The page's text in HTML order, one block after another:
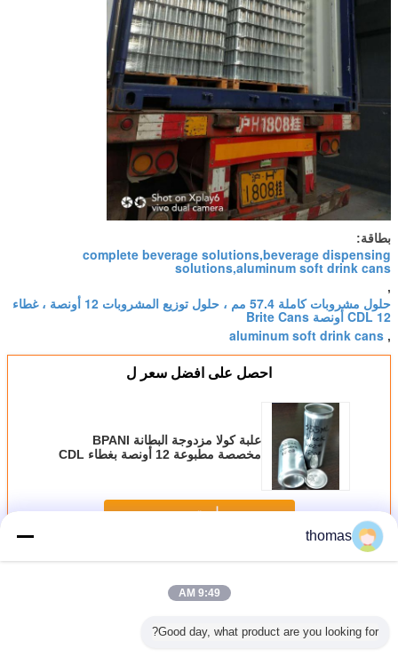
بطاقة:
complete beverage solutions,beverage dispensing
solutions,aluminum soft drink cans
,
حلول مشروبات كاملة 57.4 مم ، حلول توزيع المشروبات 12 أونصة ، غطاء
CDL 12 أونصة Brite Cans
,
aluminum soft drink cans
احصل على افضل سعر ل
علبة كولا مزدوجة البطانة BPANI
مخصصة مطبوعة 12 أونصة بغطاء CDL
استمر
أكثر12 أوقية برايت علب
thomas
9:49 AM
Good day, what product are you looking for?